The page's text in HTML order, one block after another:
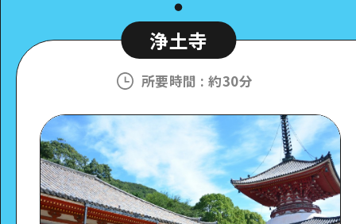
浄土寺
所要時間 :約30分